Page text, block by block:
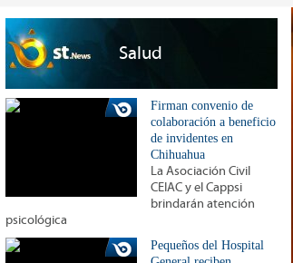
Salud
Firman convenio de
colaboración a beneficio
de invidentes en
Chihuahua
La Asociación Civil
CEIAC y el Cappsi
brindarán atención
psicológica
Pequeños del Hospital